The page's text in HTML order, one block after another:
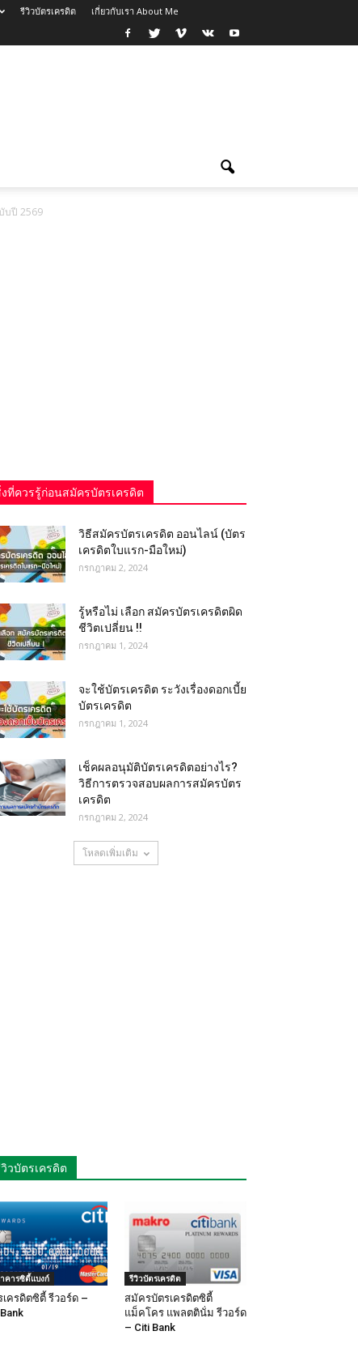
รีวิวบัตรเครดิต เกี่ยวกับเรา About Me
บปี 2569
ที่ควรรู้ก่อนสมัครบัตรเครดิต
วิธีสมัครบัตรเครดิต ออนไลน์ (บัตร
เครดิตใบแรก-มือใหม่)
กรกฎาคม 2, 2024
รู้หรือไม่ เลือก สมัครบัตรเครดิตผิด
ชีวิตเปลี่ยน !!
กรกฎาคม 1, 2024
จะใช้บัตรเครดิต ระวังเรื่องดอกเบี้ย
บัตรเครดิต
กรกฎาคม 1, 2024
เช็คผลอนุมัติบัตรเครดิตอย่างไร?
วิธีการตรวจสอบผลการสมัครบัตร
เครดิต
กรกฎาคม 2, 2024
โหลดเพิ่มเติม
วบัตรเครดิต
คารซิตี้แบงก์
เครดิตซิตี้ รีวอร์ด –
รีวิวบัตรเครดิต
สมัครบัตรเครดิตซิตี้
แม็คโคร แพลตตินั่ม รีวอร์ด
– Citi Bank